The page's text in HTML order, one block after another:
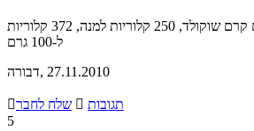
עוגת שוקולד מעולה עם קרם שוקולד, 250 קלוריות למנה, 372 קלוריות
ל-100 גרם
דבורה, 27.11.2010
שלח לחבר  תגובות
5